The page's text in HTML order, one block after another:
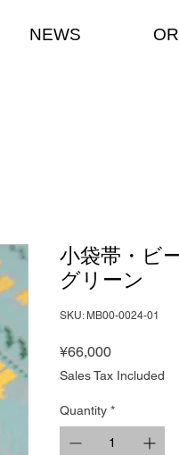
NEWS
小袋帯・ビ
グリーン
SKU: MB00-0024-01
¥66,000Price
Sales Tax Included
Quantity *